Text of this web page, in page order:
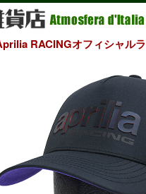
RACINGオフィシャル